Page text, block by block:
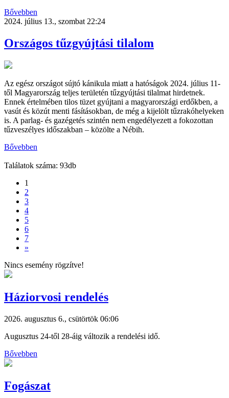
Bővebben
2024. július 13., szombat 22:24
Országos tűzgyújtási tilalom
Az egész országot sújtó kánikula miatt a hatóságok 2024. július 11-
től Magyarország teljes területén tűzgyújtási tilalmat hirdetnek.
Ennek értelmében tilos tüzet gyújtani a magyarországi erdőkben, a
vasút és közút menti fásításokban, de még a kijelölt tűzrakóhelyeken
is. A parlag- és gazégetés szintén nem engedélyezett a fokozottan
tűzveszélyes időszakban – közölte a Nébih.
Bővebben
Találatok száma: 93db
1
2
3
4
5
6
7
»
Nincs esemény rögzítve!
Háziorvosi rendelés
2026. augusztus 6., csütörtök 06:06
Augusztus 24-től 28-áig változik a rendelési idő.
Bővebben
Fogászat